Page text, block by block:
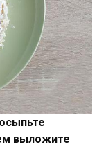
выложите